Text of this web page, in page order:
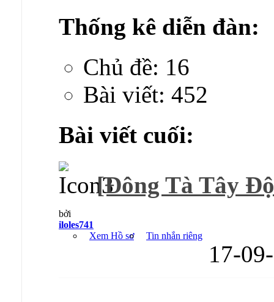
Thống kê diễn đàn:
Chủ đề: 16
Bài viết: 452
Bài viết cuối:
[Đông Tà Tây
bởi
iloles741
Xem Hồ sơ
Tin nhắn riêng
17-